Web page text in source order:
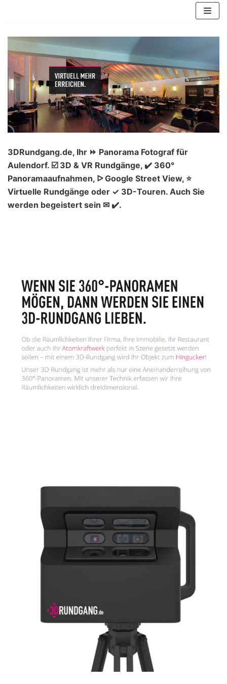
Inhalt
springen
3DRundgang.de, Ihr ⏩ Panorama Fotograf für
Aulendorf. ☑️ 3D & VR Rundgänge, ✔️ 360°
Panoramaaufnahmen, ᐅ Google Street View, ⭐
Virtuelle Rundgänge oder ✓ 3D-Touren. Auch Sie
werden begeistert sein ✉ ✔️.